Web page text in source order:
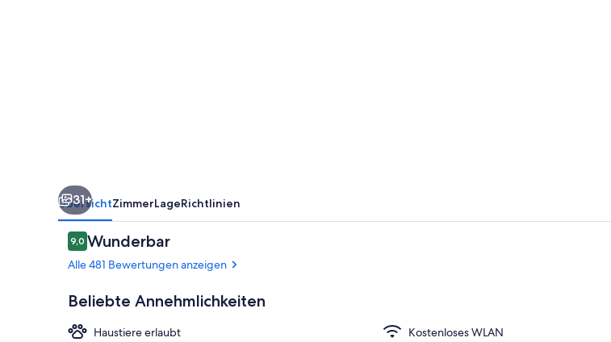
31+
ÜbersichtZimmerLageRichtlinien
Bewertungen
9,09,0 von 10.
Wunderbar
Alle 481 Bewertungen anzeigen
Beliebte Annehmlichkeiten
Haustiere erlaubt
Kostenloses WLAN